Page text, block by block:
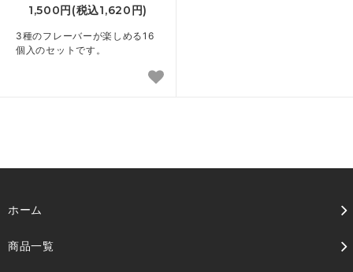
1,500円(税込1,620円)
3種のフレーバーが楽しめる16
個入のセットです。
ホーム
商品一覧